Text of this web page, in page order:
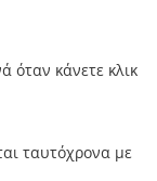
όταν κάνετε κλικ
ταυτόχρονα με